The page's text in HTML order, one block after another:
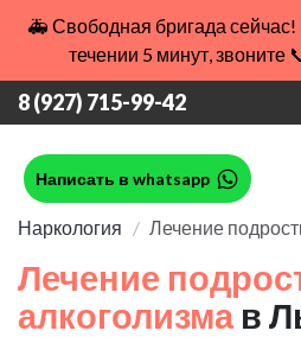
🚑 Свободная бригада
течении 5 минут, звоните
8 (927) 715-99-42
Написать в whatsapp
Наркология Лечение
Лечение
алкоголизма в